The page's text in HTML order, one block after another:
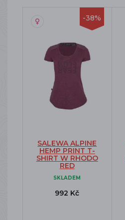
-38%
SALEWA ALPINE
HEMP PRINT T-
SHIRT W RHODO
RED
SKLADEM
992 Kč